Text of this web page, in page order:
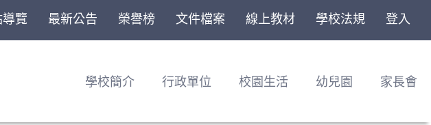
覽 最新公告 榮譽榜 文件檔案 線上教材 學校法規 登入
學校簡介 行政單位 校園生活 幼兒園 家長會